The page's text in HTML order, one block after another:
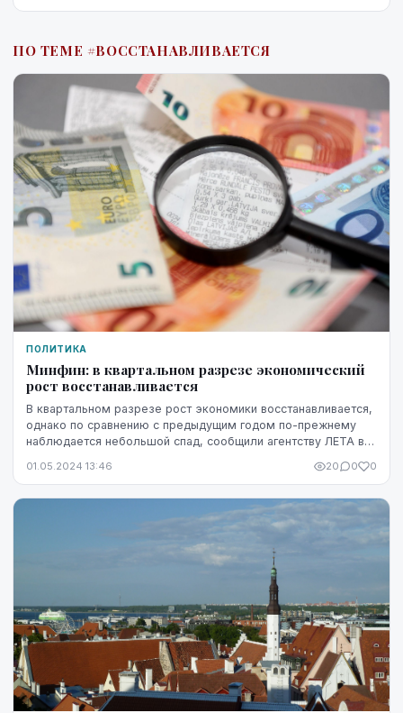
ПО ТЕМЕ #ВОССТАНАВЛИВАЕТСЯ
ПОЛИТИКА
Минфин: в квартальном разрезе экономический
рост восстанавливается
В квартальном разрезе рост экономики восстанавливается,
однако по сравнению с предыдущим годом по-прежнему
наблюдается небольшой спад, сообщили агентству ЛЕТА в
01.05.2024 13:46 20 0 0